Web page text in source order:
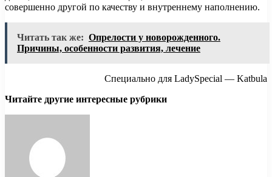
совершенно другой по качеству и внутреннему наполнению.
Читать так же: Опрелости у новорожденного.
Причины, особенности развития, лечение
Специально для LadySpecial — Katbula
Читайте другие интересные рубрики